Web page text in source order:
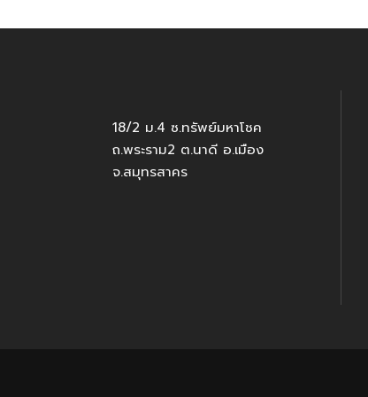
18/2 ม.4 ซ.ทรัพย์มหาโชค
ถ.พระราม2 ต.นาดี อ.เมือง
จ.สมุทรสาคร